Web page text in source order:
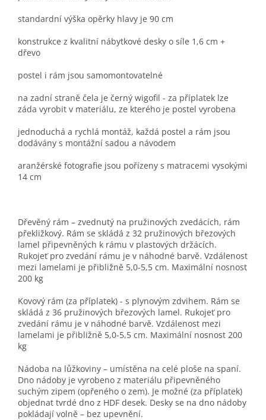
standardní výška opěrky hlavy je 90 cm
konstrukce z kvalitní nábytkové desky o síle 1,6 cm +
dřevo
postel i rám jsou samomontovatelné
na zadní straně čela je černý wigofil - za příplatek lze
záda vyrobit v materiálu, ze kterého je postel vyrobena
jednoduchá a rychlá montáž, každá postel a rám jsou
dodávány s montážní sadou a návodem
aranžérské fotografie jsou pořízeny s matracemi vysokými
14 cm
Dřevěný rám – zvednutý na pružinových zvedácích, rám
překližkový. Rám se skládá z 32 pružinových březových
lamel připevněných k rámu v plastových držácích.
Rukojeť pro zvedání rámu je v náhodné barvě. Vzdálenost
mezi lamelami je přibližně 5,0-5,5 cm. Maximální nosnost
200 kg
Kovový rám (za příplatek) - s plynovým zdvihem. Rám se
skládá z 36 pružinových březových lamel. Rukojeť pro
zvedání rámu je v náhodné barvě. Vzdálenost mezi
lamelami je přibližně 5,0-5,5 cm. Maximální nosnost 200
kg
Nádoba na lůžkoviny – umístěna na celé ploše na spaní.
Dno nádoby je vyrobeno z materiálu připevněného
suchým zipem (opřeného o zem). Je možné (za příplatek)
objednat tvrdé dno z HDF desek. Desky se na dno nádoby
pokládají volně – bez upevnění.